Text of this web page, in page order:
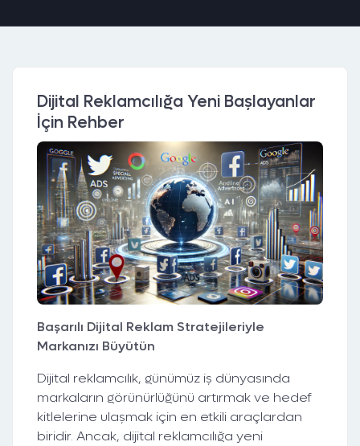
Dijital Reklamcılığa Yeni Başlayanlar
İçin Rehber
Başarılı Dijital Reklam Stratejileriyle
Markanızı Büyütün
Dijital reklamcılık, günümüz iş dünyasında
markaların görünürlüğünü artırmak ve hedef
kitlelerine ulaşmak için en etkili araçlardan
biridir. Ancak, dijital reklamcılığa yeni